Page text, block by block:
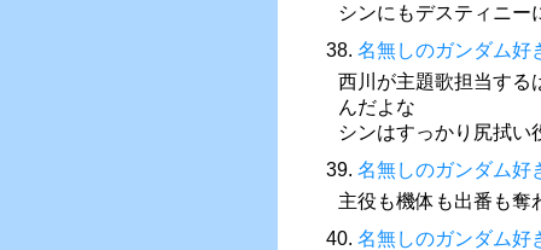
シンにもデスティニー
38. 名無しのガンダム好
西川が主題歌担当する
んだよな
シンはすっかり尻拭い
39. 名無しのガンダム好
主役も機体も出番も奪
40. 名無しのガンダム好